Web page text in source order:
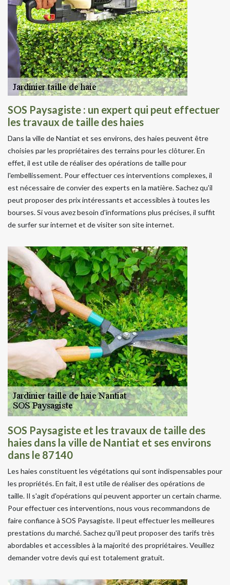
SOS Paysagiste : un expert qui peut effectuer
les travaux de taille des haies
Dans la ville de Nantiat et ses environs, des haies peuvent être
choisies par les propriétaires des terrains pour les clôturer. En
effet, il est utile de réaliser des opérations de taille pour
l'embellissement. Pour effectuer ces interventions complexes, il
est nécessaire de convier des experts en la matière. Sachez qu'il
peut proposer des prix intéressants et accessibles à toutes les
bourses. Si vous avez besoin d'informations plus précises, il suffit
de surfer sur internet et de visiter son site internet.
SOS Paysagiste et les travaux de taille des
haies dans la ville de Nantiat et ses environs
dans le 87140
Les haies constituent les végétations qui sont indispensables pour
les propriétés. En fait, il est utile de réaliser des opérations de
taille. Il s'agit d'opérations qui peuvent apporter un certain charme.
Pour effectuer ces interventions, nous vous recommandons de
faire confiance à SOS Paysagiste. Il peut effectuer les meilleures
prestations du marché. Sachez qu'il peut proposer des tarifs très
abordables et accessibles à la majorité des propriétaires. Veuillez
demander votre devis qui est totalement gratuit.